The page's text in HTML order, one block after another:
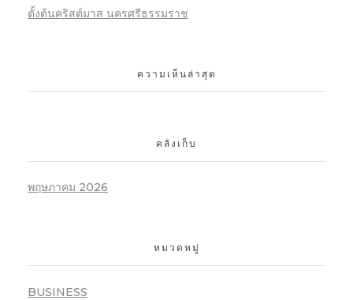
ตั้งต้นคริสต์มาส นครศรีธรรมราช
ความเห็นล่าสุด
คลังเก็บ
พฤษภาคม 2026
หมวดหมู่
BUSINESS